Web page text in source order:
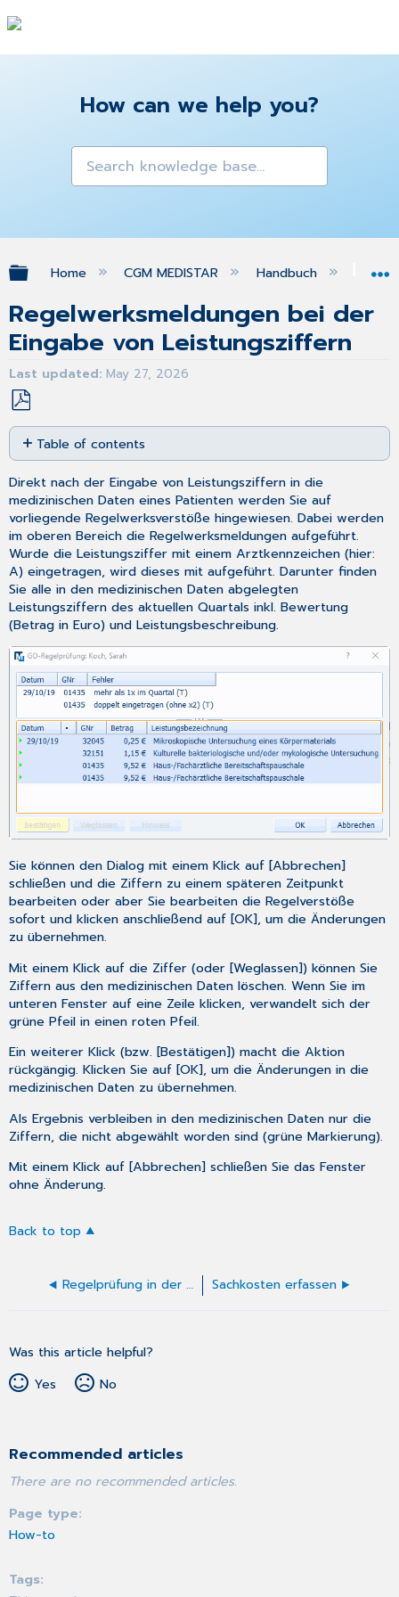
How can we help you?
Expand/collapse global hierarchy
Home CGM MEDISTAR Handbuch
Regelwerksmeldungen bei der
Eingabe von Leistungsziffern
Last updated May 27, 2026
Save
as
PDF
Table of contents
No
headers
Direkt nach der Eingabe von Leistungsziffern in die
medizinischen Daten eines Patienten werden Sie auf
vorliegende Regelwerksverstöße hingewiesen. Dabei werden
im oberen Bereich die Regelwerksmeldungen aufgeführt.
Wurde die Leistungsziffer mit einem Arztkennzeichen (hier:
A) eingetragen, wird dieses mit aufgeführt. Darunter finden
Sie alle in den medizinischen Daten abgelegten
Leistungsziffern des aktuellen Quartals inkl. Bewertung
(Betrag in Euro) und Leistungsbeschreibung.
Sie können den Dialog mit einem Klick auf [Abbrechen]
schließen und die Ziffern zu einem späteren Zeitpunkt
bearbeiten oder aber Sie bearbeiten die Regelverstöße
sofort und klicken anschließend auf [OK], um die Änderungen
zu übernehmen.
Mit einem Klick auf die Ziffer (oder [Weglassen]) können Sie
Ziffern aus den medizinischen Daten löschen. Wenn Sie im
unteren Fenster auf eine Zeile klicken, verwandelt sich der
grüne Pfeil in einen roten Pfeil.
Ein weiterer Klick (bzw. [Bestätigen]) macht die Aktion
rückgängig. Klicken Sie auf [OK], um die Änderungen in die
medizinischen Daten zu übernehmen.
Als Ergebnis verbleiben in den medizinischen Daten nur die
Ziffern, die nicht abgewählt worden sind (grüne Markierung).
Mit einem Klick auf [Abbrechen] schließen Sie das Fenster
ohne Änderung.
Back to top
Regelprüfung in der Abrechnung und ADCHECK Sachkosten erfassen
Was this article helpful?
Yes
No
Recommended articles
There are no recommended articles.
Page type
How-to
Tags